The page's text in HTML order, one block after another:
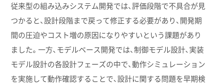
従来型の組み込みシステム開発では、評価段階で不具合が見
つかると、設計段階まで戻って修正する必要があり、開発期
間の圧迫やコスト増の原因になりやすいという課題があり
ました。一方、モデルベース開発では、制御モデル設計、実装
モデル設計の各設計フェーズの中で、動作シミュレーション
を実施して動作確認することで、設計に関する問題を早期検